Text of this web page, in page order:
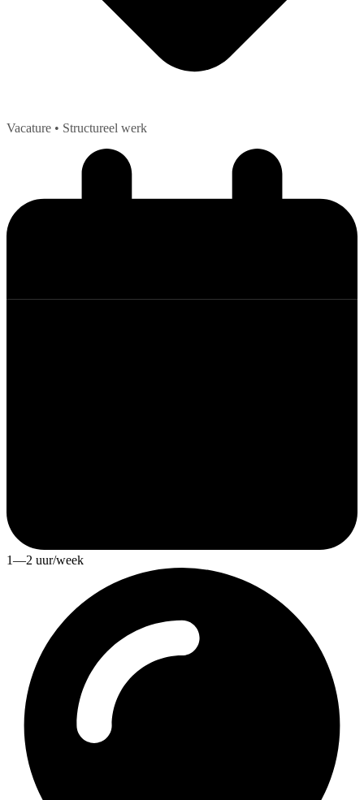
Vacature • Structureel werk
1—2 uur/week